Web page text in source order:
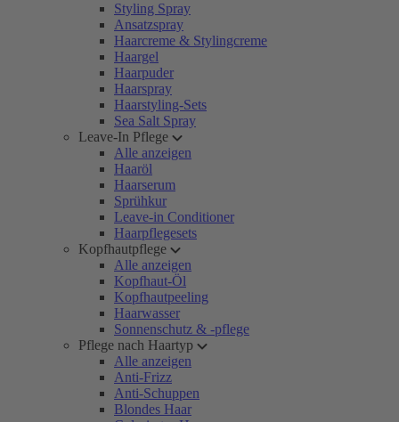
Styling Spray
Ansatzspray
Haarcreme & Stylingcreme
Haargel
Haarpuder
Haarspray
Haarstyling-Sets
Sea Salt Spray
Leave-In Pflege
Alle anzeigen
Haaröl
Haarserum
Sprühkur
Leave-in Conditioner
Haarpflegesets
Kopfhautpflege
Alle anzeigen
Kopfhaut-Öl
Kopfhautpeeling
Haarwasser
Sonnenschutz & -pflege
Pflege nach Haartyp
Alle anzeigen
Anti-Frizz
Anti-Schuppen
Blondes Haar